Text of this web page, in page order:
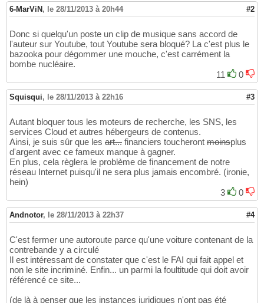
6-MarViN , le 28/11/2013 à 20h44 #2
Donc si quelqu'un poste un clip de musique sans accord de
l'auteur sur Youtube, tout Youtube sera bloqué? La c'est plus le
bazooka pour dégommer une mouche, c'est carrément la
bombe nucléaire.
11
0
Squisqui, le 28/11/2013 à 22h16 #3
Autant bloquer tous les moteurs de recherche, les SNS, les
services Cloud et autres hébergeurs de contenus.
Ainsi, je suis sûr que les art... financiers toucheront moinsplus
d'argent avec ce fameux manque à gagner.
En plus, cela règlera le problème de financement de notre
réseau Internet puisqu'il ne sera plus jamais encombré. (ironie,
hein)
3
0
Andnotor, le 28/11/2013 à 22h37 #4
C'est fermer une autoroute parce qu'une voiture contenant de la
contrebande y a circulé
Il est intéressant de constater que c'est le FAI qui fait appel et
non le site incriminé. Enfin... un parmi la foultitude qui doit avoir
référencé ce site...
(de là à penser que les instances juridiques n'ont pas été